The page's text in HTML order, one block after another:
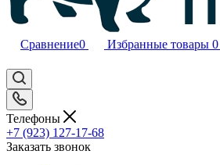
Сравнение0 Избранные товары 0
Телефоны
+7 (923) 127-17-68
Заказать звонок